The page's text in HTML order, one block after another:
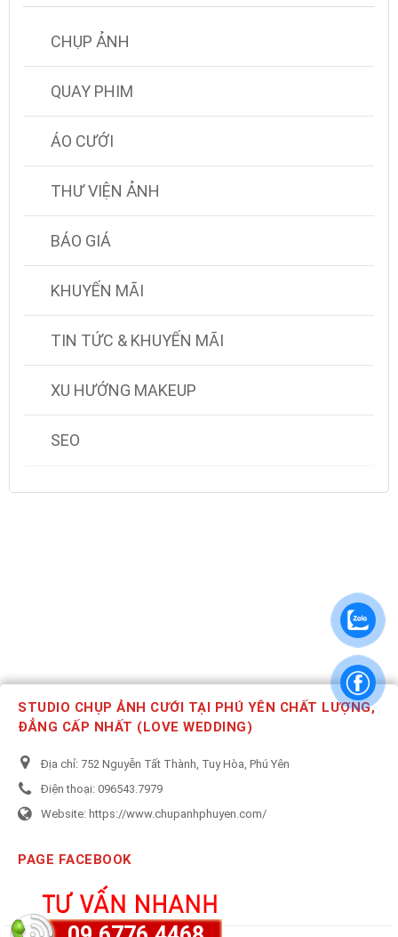
CHỤP ẢNH
QUAY PHIM
ÁO CƯỚI
THƯ VIỆN ẢNH
BÁO GIÁ
KHUYẾN MÃI
TIN TỨC & KHUYẾN MÃI
XU HƯỚNG MAKEUP
SEO
STUDIO CHỤP ẢNH CƯỚI TẠI PHÚ YÊN CHẤT LƯỢNG,
ĐẲNG CẤP NHẤT (LOVE WEDDING)
Địa chỉ: 752 Nguyễn Tất Thành, Tuy Hòa, Phú Yên
Điện thoại: 096543.7979
Website: https://www.chupanhphuyen.com/
PAGE FACEBOOK